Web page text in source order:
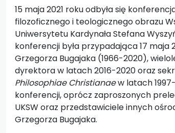
15 maja 2021 roku odbyła się
filozoficznego i teologicznego obrazu
Uniwersytetu Kardynała Stefana
konferencji była przypadająca 17 maja
Grzegorza Bugajaka (1966-2020),
dyrektora w latach 2016-2020 oraz
Philosophiae Christianaew latach
konferencji, oprócz zaproszonych
UKSW oraz przedstawiciele innych
Grzegorza Bugajaka.